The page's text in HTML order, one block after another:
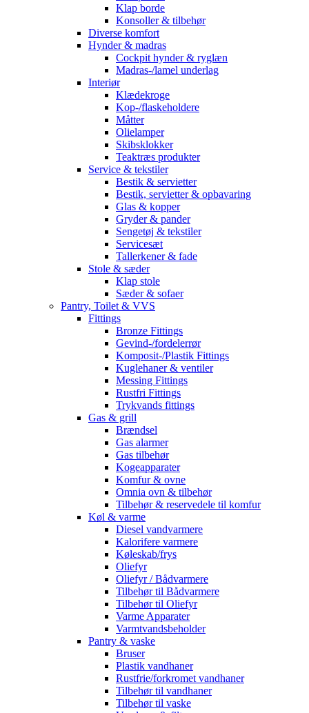
Klap borde
Konsoller & tilbehør
Diverse komfort
Hynder & madras
Cockpit hynder & ryglæn
Madras-/lamel underlag
Interiør
Klædekroge
Kop-/flaskeholdere
Måtter
Olielamper
Skibsklokker
Teaktræs produkter
Service & tekstiler
Bestik & servietter
Bestik, servietter & opbavaring
Glas & kopper
Gryder & pander
Sengetøj & tekstiler
Servicesæt
Tallerkener & fade
Stole & sæder
Klap stole
Sæder & sofaer
Pantry, Toilet & VVS
Fittings
Bronze Fittings
Gevind-/fordelerrør
Komposit-/Plastik Fittings
Kuglehaner & ventiler
Messing Fittings
Rustfri Fittings
Trykvands fittings
Gas & grill
Brændsel
Gas alarmer
Gas tilbehør
Kogeapparater
Komfur & ovne
Omnia ovn & tilbehør
Tilbehør & reservedele til komfur
Køl & varme
Diesel vandvarmere
Kalorifere varmere
Køleskab/frys
Oliefyr
Oliefyr / Bådvarmere
Tilbehør til Bådvarmere
Tilbehør til Oliefyr
Varme Apparater
Varmtvandsbeholder
Pantry & vaske
Bruser
Plastik vandhaner
Rustfrie/forkromet vandhaner
Tilbehør til vandhaner
Tilbehør til vaske